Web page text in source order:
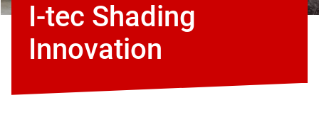
I-tec Shading
Innovation